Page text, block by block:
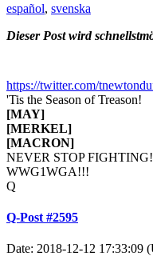
español, svenska
Dieser Post wird
https://twitter.com/
'Tis the Season of Treason!
[MAY]
[MERKEL]
[MACRON]
NEVER STOP FIGHTING!
WWG1WGA!!!
Q
Q-Post #2595
Date: 2018-12-12 17:33:09